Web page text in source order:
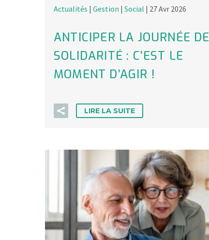
Actualités | Gestion | Social | 27 Avr 2026
ANTICIPER LA JOURNÉE DE
SOLIDARITÉ : C’EST LE
MOMENT D’AGIR !
LIRE LA SUITE